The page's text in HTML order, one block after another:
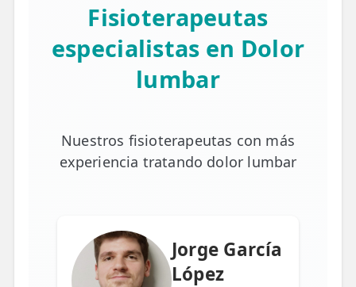
Fisioterapeutas
especialistas en Dolor
lumbar
Nuestros fisioterapeutas con más
experiencia tratando dolor lumbar
Jorge García
López